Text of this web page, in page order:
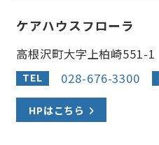
ケアハウスフローラ
高根沢町大字上柏崎551-1
TEL 028-676-3300
HPはこちら